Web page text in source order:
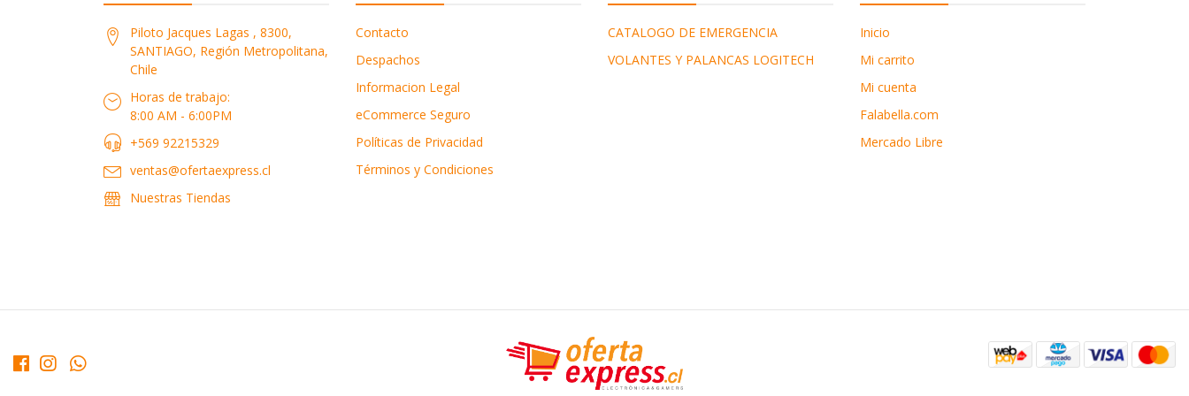
Piloto Jacques Lagas , 8300,
SANTIAGO, Región Metropolitana,
Chile
Horas de trabajo:
8:00 AM - 6:00PM
+569 92215329
ventas@ofertaexpress.cl
Nuestras Tiendas
Contacto
Despachos
Informacion Legal
eCommerce Seguro
Políticas de Privacidad
Términos y Condiciones
CATALOGO DE EMERGENCIA
VOLANTES Y PALANCAS LOGITECH
Inicio
Mi carrito
Mi cuenta
Falabella.com
Mercado Libre